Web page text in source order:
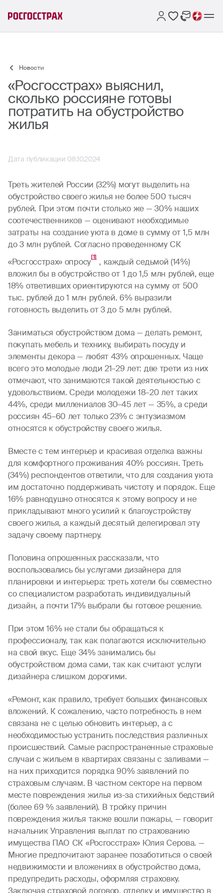
Новости
«Росгосстрах» выяснил,
сколько россияне готовы
потратить на обустройство
жилья
Дата публикации 08.10.2024
Треть жителей России (32%) могут выделить на
обустройство своего жилья не более 500 тысяч
рублей. При этом почти столько же — 30% наших
соотечественников — оценивают необходимые
затраты на создание уюта в доме в сумму от 1,5 млн
до 3 млн рублей. Согласно проведенному СК
«Росгосстрах» опросу[1] , каждый седьмой (14%)
вложил бы в обустройство от 1 до 1,5 млн рублей, еще
18% ответивших ориентируются на сумму от 500
тыс. рублей до 1 млн рублей. 6% выразили
готовность выделить от 3 до 5 млн рублей.
Заниматься обустройством дома — делать ремонт,
покупать мебель и технику, выбирать посуду и
элементы декора — любят 43% опрошенных. Чаще
всего это молодые люди 21–29 лет: две трети из них
отмечают, что занимаются такой деятельностью с
удовольствием. Среди молодежи 18–20 лет таких
44%, среди миллениалов 30–45 лет — 35%, а среди
россиян 45–60 лет только 23% с энтузиазмом
относятся к обустройству своего жилья.
Вместе с тем интерьер и красивая отделка важны
для комфортного проживания 40% россиян. Треть
(34%) респондентов ответили, что для создания уюта
им достаточно поддерживать чистоту и порядок. Еще
16% равнодушно относятся к этому вопросу и не
прикладывают много усилий к благоустройству
своего жилья, а каждый десятый делегировал эту
задачу своему партнеру.
Половина опрошенных рассказали, что
воспользовались бы услугами дизайнера для
планировки и интерьера: треть хотели бы совместно
со специалистом разработать индивидуальный
дизайн, а почти 17% выбрали бы готовое решение.
При этом 16% не стали бы обращаться к
профессионалу, так как полагаются исключительно
на свой вкус. Еще 34% занимались бы
обустройством дома сами, так как считают услуги
дизайнера слишком дорогими.
«Ремонт, как правило, требует больших финансовых
вложений. К сожалению, часто потребность в нем
связана не с целью обновить интерьер, а с
необходимостью устранить последствия различных
происшествий. Самые распространенные страховые
случаи с жильем в квартирах связаны с заливами —
на них приходится порядка 90% заявлений по
страховым случаям. В частном секторе на первом
месте повреждения жилья из-за стихийных бедствий
(более 69 % заявлений). В тройку причин
повреждения жилья также вошли пожары, — говорит
начальник Управления выплат по страхованию
имущества ПАО СК «Росгосстрах» Юлия Серова. —
Многие предпочитают заранее позаботиться о своей
недвижимости и вложениях в обустройство дома,
предупредить расходы, оформляя страховку.
Заключая страховой договор, отделку и имущество в